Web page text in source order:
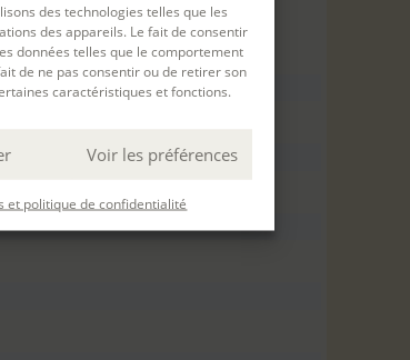
des technologies telles que les
des appareils. Le fait de consentir
données telles que le comportement
de ne pas consentir ou de retirer son
caractéristiques et fonctions.
Voir les préférences
et politique de confidentialité